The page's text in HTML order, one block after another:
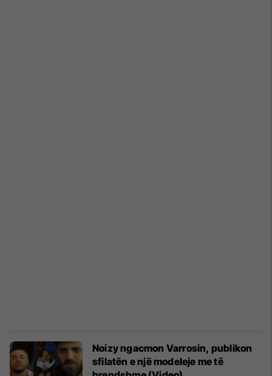
Noizy ngacmon Varrosin, publikon
sfilatën e një modeleje me të